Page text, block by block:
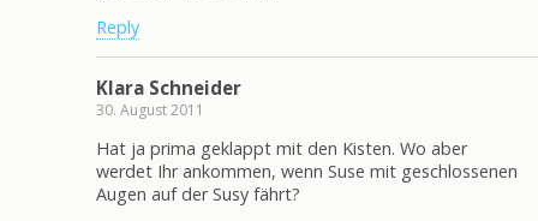
Reply
Klara Schneider
30. August 2011
Hat ja prima geklappt mit den Kisten. Wo aber
werdet Ihr ankommen, wenn Suse mit geschlossenen
Augen auf der Susy fährt?